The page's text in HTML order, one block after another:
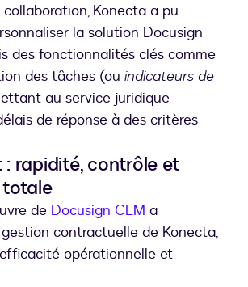
Konecta a pu
la solution Docusign
des fonctionnalités clés comme
des tâches (ou indicateurs de
au service juridique
de réponse à des critères
rapidité, contrôle et
de Docusign CLM a
contractuelle de Konecta,
opérationnelle et